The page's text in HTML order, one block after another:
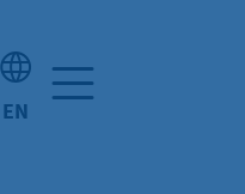
Number of bookmarked
EN